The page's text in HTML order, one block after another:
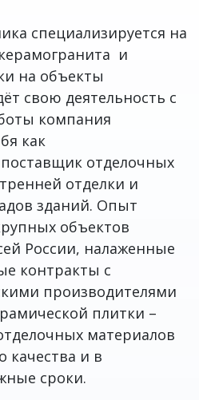
специализируется на
и
на объекты
свою деятельность с
компания
как
отделочных
отделки и
зданий. Опыт
объектов
России, налаженные
контракты с
производителями
плитки –
материалов
качества и в
сроки.